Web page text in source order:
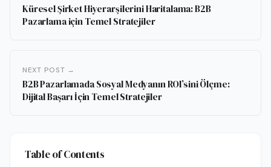
Küresel Şirket Hiyerarşilerini Haritalama: B2B
Pazarlama için Temel Stratejiler
NEXT POST →
B2B Pazarlamada Sosyal Medyanın ROI’sini Ölçme:
Dijital Başarı İçin Temel Stratejiler
Table of Contents